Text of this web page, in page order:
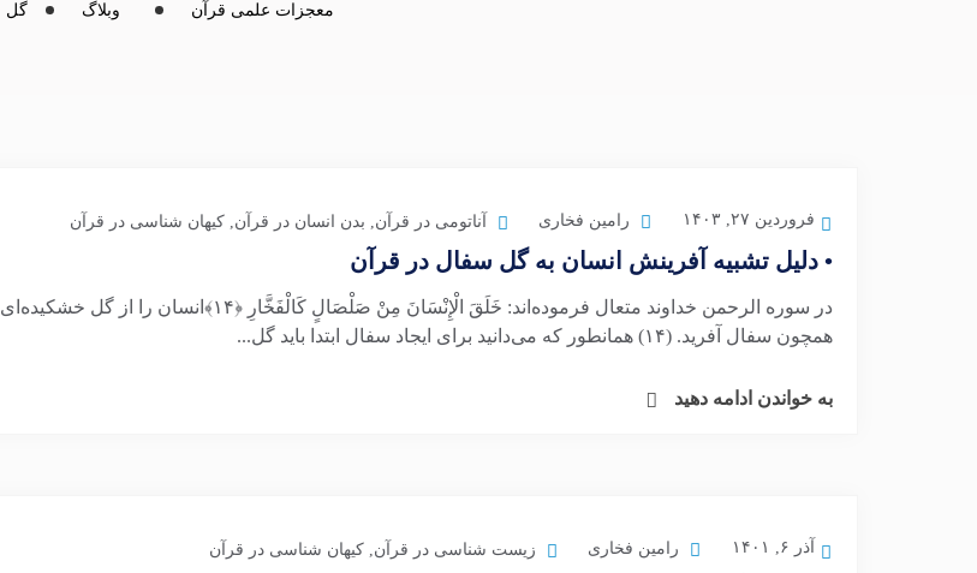
معجزات علمی قرآن وبلاگ گل
فروردین ۲۷, ۱۴۰۳ رامین فخاری آناتومی در قرآن بدن انسان در قرآن کیهان شناسی در قرآن
• دلیل تشبیه آفرینش انسان به گل سفال در قرآن
در سوره الرحمن خداوند متعال فرموده‌اند: خَلَقَ الْإِنْسَانَ مِنْ صَلْصَالٍ کَالْفَخَّارِ ﴿۱۴﴾انسان را از گل خشکیده‌‌ای
همچون سفال آفرید. (۱۴) همانطور که می‌دانید برای ایجاد سفال ابتدا باید گل...
به خواندن ادامه دهید
آذر ۶, ۱۴۰۱ رامین فخاری زیست شناسی در قرآن کیهان شناسی در قرآن